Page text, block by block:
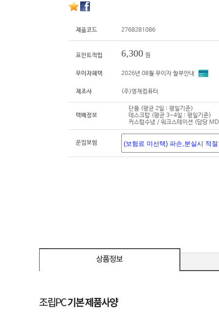
제품코드 2768281086
포인트적립 6,300 원
무이자혜택 2026년 08월 무이자 할부안내
제조사 (주)영재컴퓨터
택배정보
단품 (평균 2일 : 평일기준)
데스크탑 (평균 3~4일 : 평일기준)
커스텀수냉 / 워크스테이션 (담당
운임보험